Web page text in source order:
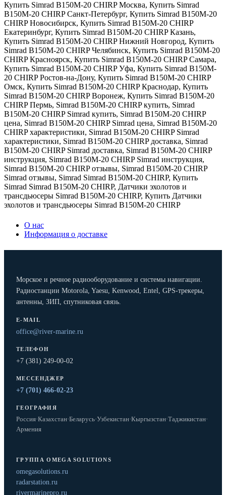
Купить Simrad B150M-20 CHIRP Москва, Купить Simrad
B150M-20 CHIRP Санкт-Петербург, Купить Simrad B150M-20
CHIRP Новосибирск, Купить Simrad B150M-20 CHIRP
Екатеринбург, Купить Simrad B150M-20 CHIRP Казань,
Купить Simrad B150M-20 CHIRP Нижний Новгород, Купить
Simrad B150M-20 CHIRP Челябинск, Купить Simrad B150M-20
CHIRP Красноярск, Купить Simrad B150M-20 CHIRP Самара,
Купить Simrad B150M-20 CHIRP Уфа, Купить Simrad B150M-
20 CHIRP Ростов-на-Дону, Купить Simrad B150M-20 CHIRP
Омск, Купить Simrad B150M-20 CHIRP Краснодар, Купить
Simrad B150M-20 CHIRP Воронеж, Купить Simrad B150M-20
CHIRP Пермь, Simrad B150M-20 CHIRP купить, Simrad
B150M-20 CHIRP Simrad купить, Simrad B150M-20 CHIRP
цена, Simrad B150M-20 CHIRP Simrad цена, Simrad B150M-20
CHIRP характеристики, Simrad B150M-20 CHIRP Simrad
характеристики, Simrad B150M-20 CHIRP доставка, Simrad
B150M-20 CHIRP Simrad доставка, Simrad B150M-20 CHIRP
инструкция, Simrad B150M-20 CHIRP Simrad инструкция,
Simrad B150M-20 CHIRP отзывы, Simrad B150M-20 CHIRP
Simrad отзывы, Simrad Simrad B150M-20 CHIRP, Купить
Simrad Simrad B150M-20 CHIRP, Датчики эхолотов и
трансдьюсеры Simrad B150M-20 CHIRP, Купить Датчики
эхолотов и трансдьюсеры Simrad B150M-20 CHIRP
О нас
Информация о доставке
Морское и речное радиооборудование и системы навигации.
Радиостанции Motorola, Yaesu, Kenwood, Entel, GPS-трекеры,
антенны, ЗИП, спутниковая связь.
E-MAIL
office@river-marine.ru
ТЕЛЕФОН
+7 (381) 249-00-02
МЕССЕНДЖЕР
+7 (701) 466-02-23
ГЕОГРАФИЯ
Россия·Казахстан·Беларусь·Узбекистан·Кыргызстан·Таджикистан·
Армения
ГРУППА OMEGA SOLUTIONS
omegasolutions.ru
radarstation.ru
rivermarinepro.ru